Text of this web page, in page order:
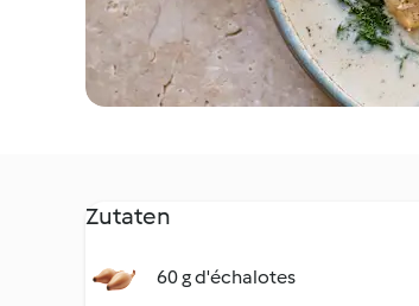
Zutaten
60 g d'échalotes